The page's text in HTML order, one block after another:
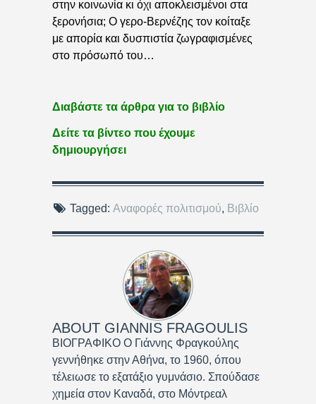
στην κοινωνία κι όχι αποκλεισμένοι στα
ξερονήσια; Ο γερο-Βερνέζης τον κοίταξε
με απορία και δυσπιστία ζωγραφισμένες
στο πρόσωπό του…
Διαβάστε τα άρθρα για το βιβλίο
Δείτε τα βίντεο που έχουμε
δημιουργήσει
Tagged: Αναφορές πολιτισμού, Βιβλίο
ABOUT GIANNIS FRAGOULIS
ΒΙΟΓΡΑΦΙΚΟ Ο Γιάννης Φραγκούλης
γεννήθηκε στην Αθήνα, το 1960, όπου
τέλειωσε το εξατάξιο γυμνάσιο. Σπούδασε
χημεία στον Καναδά, στο Μόντρεαλ